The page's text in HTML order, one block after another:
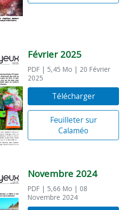
Février 2025
PDF | 5,45 Mo | 20 Février
2025
Télécharger
Feuilleter sur
Calaméo
Novembre 2024
PDF | 5,66 Mo | 08
Novembre 2024